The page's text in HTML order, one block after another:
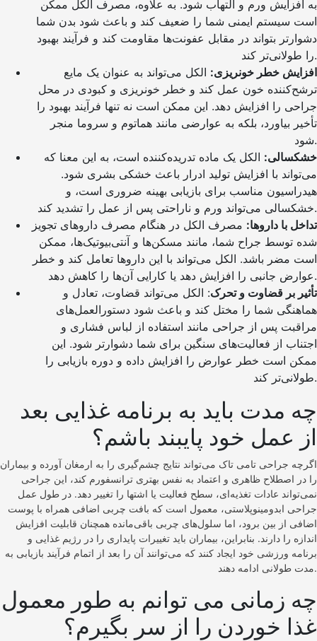
به افزایش ورم و التهاب شود. به علاوه، مصرف الکل ممکن
است سیستم ایمنی شما را ضعیف کند و باعث شود بدن شما
دشوارتر بتواند در مقابل عفونت‌ها مقاومت کند و فرآیند بهبود
را طولانی‌تر کند.
افزایش خطر خونریزی: الکل می‌تواند به عنوان یک مایع
ترشح‌کننده خون عمل کند و خطر خونریزی و کبودی در محل
جراحی را افزایش دهد. این ممکن است نه تنها فرآیند بهبود را
تأخیر بیاورد، بلکه به عوارضی مانند هماتوم و سروما منجر
شود.
خشکسالی: الکل یک ماده تدریده‌کننده است، به این معنا که
می‌تواند با افزایش تولید ادرار باعث خشکی بشری شود.
هیدراسیون مناسب برای بازیابی بهینه ضروری است، و
خشکسالی می‌تواند ورم و ناراحتی پس از عمل را تشدید کند.
تداخل با داروها: مصرف الکل در هنگام مصرف داروهای تجویز
شده توسط جراح شما، مانند مسکن‌ها و آنتی‌بیوتیک‌ها، ممکن
است مضر باشد. الکل می‌تواند با این داروها تعامل کند و خطر
عوارض جانبی را افزایش دهد یا کارایی آن‌ها را کاهش دهد.
تأثیر بر قضاوت و تحرک: الکل می‌تواند قضاوت، تعادل و
هماهنگی شما را مختل کند و باعث شود دستورالعمل‌های
مراقبت پس از جراحی مانند استفاده از لباس فشاری و
اجتناب از فعالیت‌های سنگین برای شما دشوارتر شود. این
ممکن است خطر عوارض را افزایش داده و دوره بازیابی را
طولانی‌تر کند.
چه مدت باید به برنامه غذایی بعد
از عمل خود پایبند باشم؟
اگرچه جراحی تامی تاک می‌تواند نتایج چشم‌گیری را به ارمغان آورده و بیماران
را در اصطلاح ظاهری و اعتماد به نفس بهتری ترانسفورم کند، این جراحی
نمی‌تواند عادات تغذیه‌ای، سطح فعالیت یا اشتها را تغییر دهد. در طول عمل
جراحی ابدومینوپلاستی، معمول است که بافت چربی اضافی همراه با پوست
اضافی از بین برود، اما سلول‌های چربی باقی‌مانده همچنان قابلیت افزایش
اندازه را دارند. بنابراین، بیماران باید تغییرات پایداری را در رژیم غذایی و
برنامه ورزشی خود ایجاد کنند که می‌توانند آن را بعد از اتمام فرآیند بازیابی به
مدت طولانی ادامه دهند.
چه زمانی می توانم به طور معمول
غذا خوردن را از سر بگیرم؟